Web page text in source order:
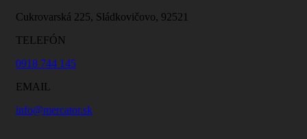
Cukrovarská 225, Sládkovičovo, 92521
TELEFÓN
0918 744 145
EMAIL
info@mercator.sk